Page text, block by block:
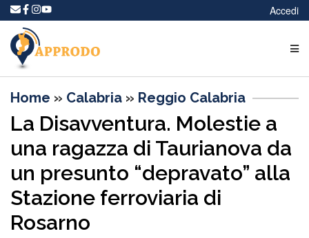
Accedi
Home » Calabria » Reggio Calabria
La Disavventura. Molestie a
una ragazza di Taurianova da
un presunto “depravato” alla
Stazione ferroviaria di
Rosarno